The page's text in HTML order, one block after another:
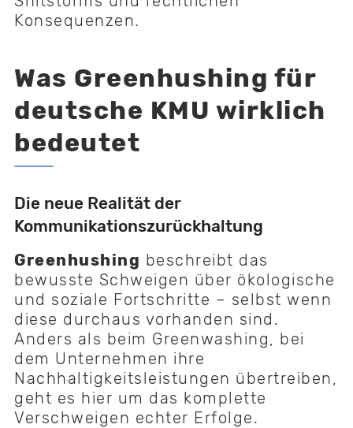
Konsequenzen.
Was Greenhushing für
deutsche KMU wirklich
bedeutet
Die neue Realität der
Kommunikationszurückhaltung
Greenhushing beschreibt das
bewusste Schweigen über ökologische
und soziale Fortschritte – selbst wenn
diese durchaus vorhanden sind.
Anders als beim Greenwashing, bei
dem Unternehmen ihre
Nachhaltigkeitsleistungen übertreiben,
geht es hier um das komplette
Verschweigen echter Erfolge.